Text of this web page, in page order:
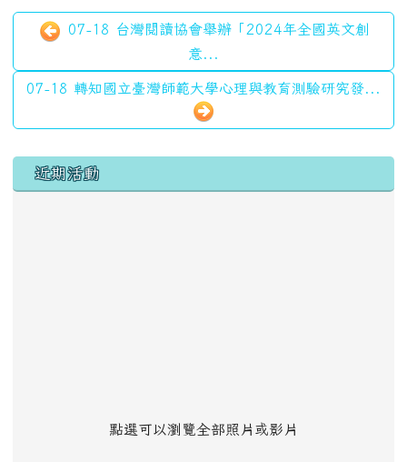
07-18 台灣閱讀協會舉辦「2024年全國英文創
意...
07-18 轉知國立臺灣師範大學心理與教育測驗研究發...
左邊區域內容
近期活動
點選可以瀏覽全部照片或影片